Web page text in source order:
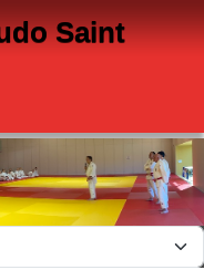
Saint